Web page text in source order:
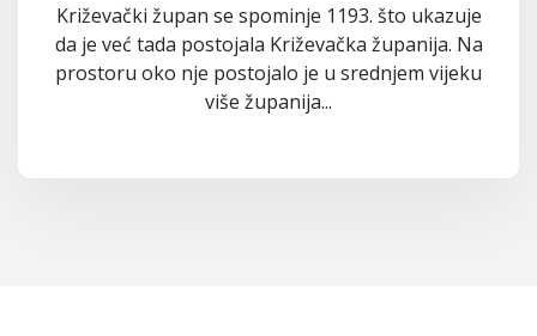
Križevački župan se spominje 1193. što ukazuje
da je već tada postojala Križevačka županija. Na
prostoru oko nje postojalo je u srednjem vijeku
više županija...